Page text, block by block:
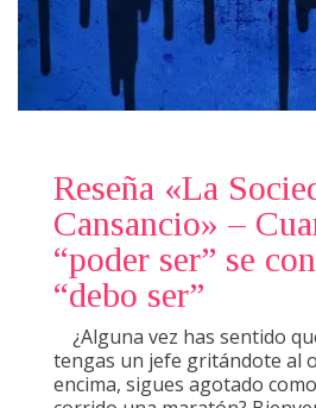
Reseña «La
Cansancio» –
“poder ser” se
“debo ser”
¿Alguna vez has sentido
tengas un jefe gritándote al
encima, sigues agotado